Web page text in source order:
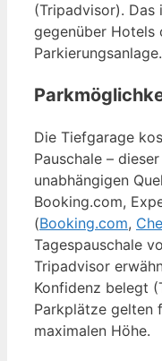
(Tripadvisor).
gegenüber Hotels
Parkierungsanlage.
Die Tiefgarage
Pauschale –
unabhängigen
Booking.com,
(Booking.com,
Tagespauschale
Tripadvisor
Konfidenz belegt
Parkplätze gelten
maximalen Höhe.